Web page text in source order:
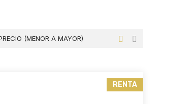
(MENOR A MAYOR)
RENTA